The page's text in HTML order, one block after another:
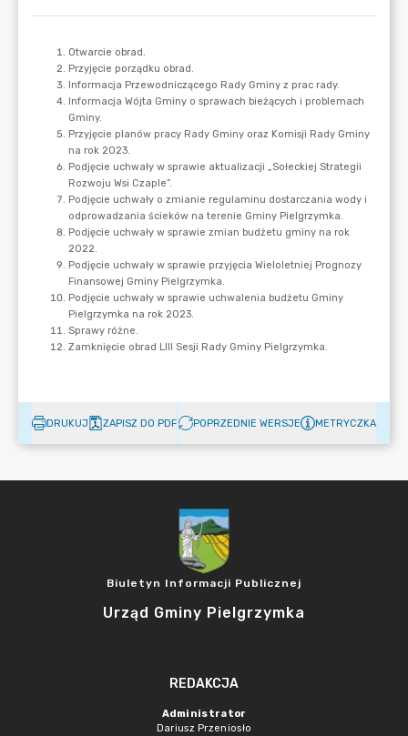
DRUKUJ ZAPISZ DO PDF POPRZEDNIE WERSJE METRYCZKA
Biuletyn Informacji Publicznej
Urząd Gminy Pielgrzymka
REDAKCJA
Administrator
Dariusz Przeniosło